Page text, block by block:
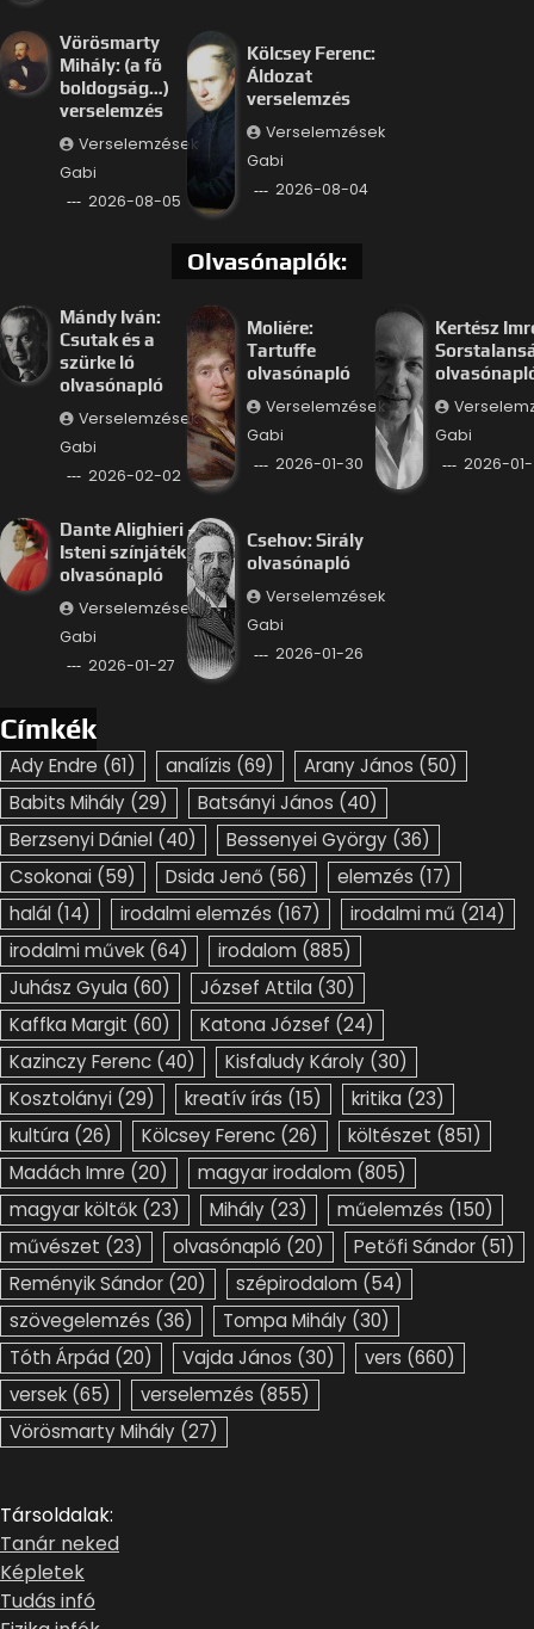
Vörösmarty
Mihály: (a fő
boldogság…)
verselemzés
Verselemzések
Gabi
2026-08-05
Kölcsey Ferenc:
Áldozat
verselemzés
Verselemzések
Gabi
2026-08-04
Olvasónaplók:
Mándy Iván:
Csutak és a
szürke ló
olvasónapló
Verselemzések
Gabi
2026-02-02
Moliére:
Tartuffe
olvasónapló
Verselemzések
Gabi
2026-01-30
Kertész
Gabi
2026-
Dante Alighieri –
Isteni színjáték
olvasónapló
Verselemzések
Gabi
2026-01-27
Csehov: Sirály
olvasónapló
Verselemzések
Gabi
2026-01-26
Címkék
Ady Endre (61) analízis (69) Arany János (50)
Babits Mihály (29) Batsányi János (40)
Berzsenyi Dániel (40) Bessenyei György (36)
Csokonai (59) Dsida Jenő (56) elemzés (17)
halál (14) irodalmi elemzés (167) irodalmi mű (214)
irodalmi művek (64) irodalom (885)
Juhász Gyula (60) József Attila (30)
Kaffka Margit (60) Katona József (24)
Kazinczy Ferenc (40) Kisfaludy Károly (30)
Kosztolányi (29) kreatív írás (15) kritika (23)
kultúra (26) Kölcsey Ferenc (26) költészet (851)
Madách Imre (20) magyar irodalom (805)
magyar költők (23) Mihály (23) műelemzés (150)
művészet (23) olvasónapló (20) Petőfi Sándor (51)
Reményik Sándor (20) szépirodalom (54)
szövegelemzés (36) Tompa Mihály (30)
Tóth Árpád (20) Vajda János (30) vers (660)
versek (65) verselemzés (855)
Vörösmarty Mihály (27)
Társoldalak:
Tanár neked
Képletek
Tudás infó